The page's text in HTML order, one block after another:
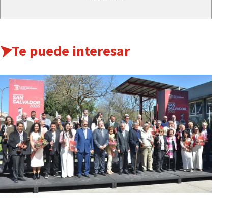
Te puede interesar